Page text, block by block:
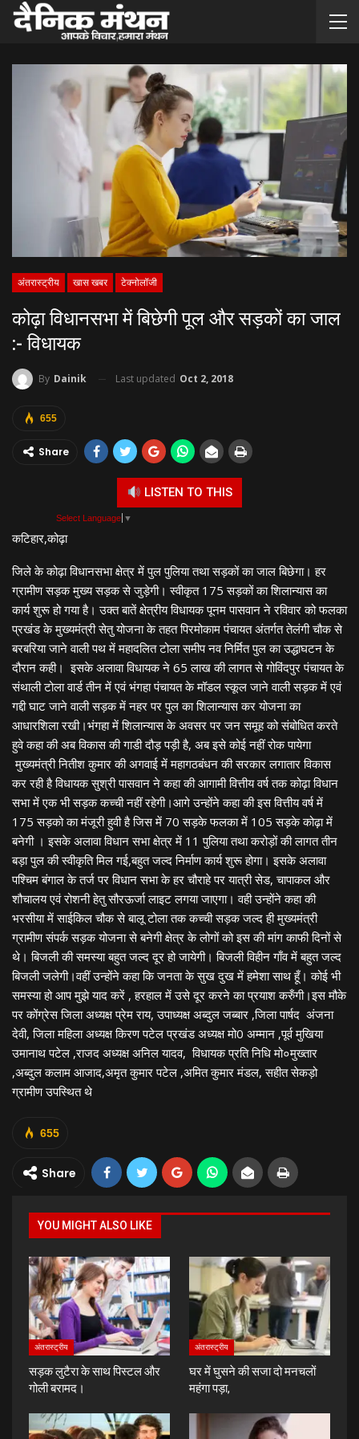
अंतरास्ट्रीय खास खबर टेक्नोलॉजी
कोढ़ा विधानसभा में बिछेगी पूल और सड़कों का जाल
:- विधायक
By Dainik Last updated Oct 2, 2018
655
Share
LISTEN TO THIS
Select Language ▼
कटिहार,कोढ़ा
जिले के कोढ़ा विधानसभा क्षेत्र में पुल पुलिया तथा सड़कों का जाल बिछेगा। हर
ग्रामीण सड़क मुख्य सड़क से जुड़ेगी। स्वीकृत 175 सड़कों का शिलान्यास का
कार्य शुरू हो गया है। उक्त बातें क्षेत्रीय विधायक पूनम पासवान ने रविवार को फलका
प्रखंड के मुख्यमंत्री सेतु योजना के तहत पिरमोकाम पंचायत अंतर्गत तेलंगी चौक से
बरबरिया जाने वाली पथ में महादलित टोला समीप नव निर्मित पुल का उद्धाघटन के
दौरान कही। इसके अलावा विधायक ने 65 लाख की लागत से गोविंदपुर पंचायत के
संथाली टोला वार्ड तीन में एवं भंगहा पंचायत के मॉडल स्कूल जाने वाली सड़क में एवं
गद्दी घाट जाने वाली सड़क में नहर पर पुल का शिलान्यास कर योजना का
आधारशिला रखी।भंगहा में शिलान्यास के अवसर पर जन समूह को संबोधित करते
हुवे कहा की अब विकास की गाडी दौड़ पड़ी है, अब इसे कोई नहीं रोक पायेगा
मुख्यमंत्री नितीश कुमार की अगवाई में महागठबंधन की सरकार लगातार विकास
कर रही है विधायक सुश्री पासवान ने कहा की आगामी वित्तीय वर्ष तक कोढ़ा विधान
सभा में एक भी सड़क कच्ची नहीं रहेगी।आगे उन्होंने कहा की इस वित्तीय वर्ष में
175 सड़को का मंजूरी हुवी है जिस में 70 सड़के फलका में 105 सड़के कोढ़ा में
बनेगी । इसके अलावा विधान सभा क्षेत्र में 11 पुलिया तथा करोड़ों की लागत तीन
बड़ा पुल की स्वीकृति मिल गई,बहुत जल्द निर्माण कार्य शुरू होगा। इसके अलावा
पश्चिम बंगाल के तर्ज पर विधान सभा के हर चौराहे पर यात्री सेड, चापाकल और
शौचालय एवं रोशनी हेतु सौरऊर्जा लाइट लगया जाएगा। वही उन्होंने कहा की
भरसीया में साईकिल चौक से बालू टोला तक कच्ची सड़क जल्द ही मुख्यमंत्री
ग्रामीण संपर्क सड़क योजना से बनेगी क्षेत्र के लोगों को इस की मांग काफी दिनों से
थे। बिजली की समस्या बहुत जल्द दूर हो जायेगी। बिजली विहीन गाँव में बहुत जल्द
बिजली जलेगी।वहीं उन्होंने कहा कि जनता के सुख दुख में हमेशा साथ हूँ। कोई भी
समस्या हो आप मुझे याद करें , हरहाल में उसे दूर करने का प्रयाश करुँगी।इस मौके
पर कोंग्रेस जिला अध्यक्ष प्रेम राय, उपाध्यक्ष अब्दुल जब्बार ,जिला पार्षद अंजना
देवी, जिला महिला अध्यक्ष किरण पटेल प्रखंड अध्यक्ष मो0 अम्मान ,पूर्व मुखिया
उमानाथ पटेल ,राजद अध्यक्ष अनिल यादव, विधायक प्रति निधि मो०मुख्तार
,अब्दुल कलाम आजाद,अमृत कुमार पटेल ,अमित कुमार मंडल, सहीत सेकड़ो
ग्रामीण उपस्थित थे
655
Share
YOU MIGHT ALSO LIKE
अंतरास्ट्रीय
सड़क लुटैरा के साथ पिस्टल और
गोली बरामद।
अंतरास्ट्रीय
घर में घुसने की सजा दो मनचलों
महंगा पड़ा,